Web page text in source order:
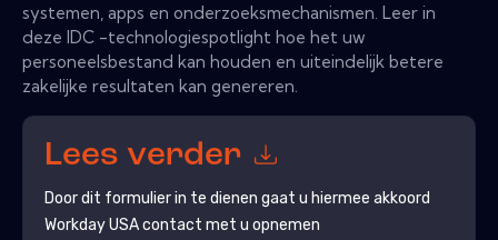
systemen, apps en onderzoeksmechanismen. Leer in
deze IDC -technologiespotlight hoe het uw
personeelsbestand kan houden en uiteindelijk betere
zakelijke resultaten kan genereren.
Lees verder
Door dit formulier in te dienen gaat u hiermee akkoord
Workday USAcontact met u opnemen